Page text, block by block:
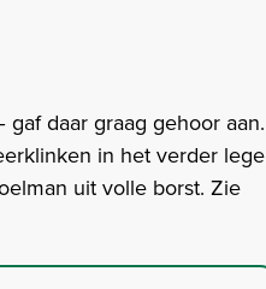
daar graag gehoor aan.
in het verder lege
uit volle borst. Zie